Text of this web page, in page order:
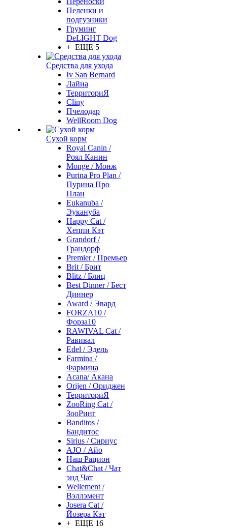
Пеленки и
подгузники
Груминг
DeLIGHT Dog
+ ЕЩЕ 5
Средства для ухода
Iv San Bernard
Лайна
ТерриториЯ
Cliny
Пчелодар
WellRoom Dog
Сухой корм
Royal Canin /
Роял Канин
Monge / Монж
Purina Pro Plan /
Пурина Про
План
Eukanuba /
Эукануба
Happy Cat /
Хеппи Кэт
Grandorf /
Грандорф
Premier / Премьер
Brit / Брит
Blitz / Блиц
Best Dinner / Бест
Диннер
Award / Эвард
FORZA10 /
Форза10
RAWIVAL Cat /
Равивал
Edel / Эдель
Farmina /
Фармина
Acana/ Акана
Orijen / Ориджен
ТерриториЯ
ZooRing Cat /
ЗооРинг
Banditos /
Бандитос
Sirius / Сириус
AJO / Айо
Наш Рацион
Chat&Chat / Чат
энд Чат
Wellement /
Вэллэмент
Josera Cat /
Йозера Кэт
+ ЕЩЕ 16